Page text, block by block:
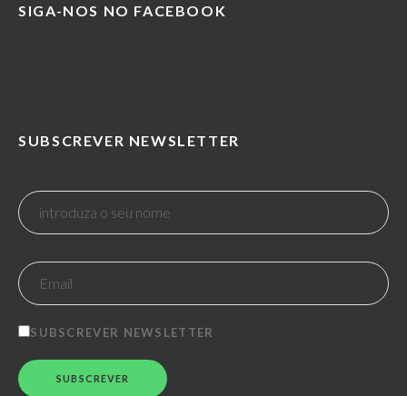
SIGA-NOS NO FACEBOOK
SUBSCREVER NEWSLETTER
SUBSCREVER NEWSLETTER